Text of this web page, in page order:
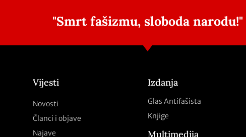
"Smrt fašizmu, sloboda narodu!"
Vijesti
Novosti
Članci i objave
Najave
Izdanja
Glas Antifašista
Knjige
Multimedija